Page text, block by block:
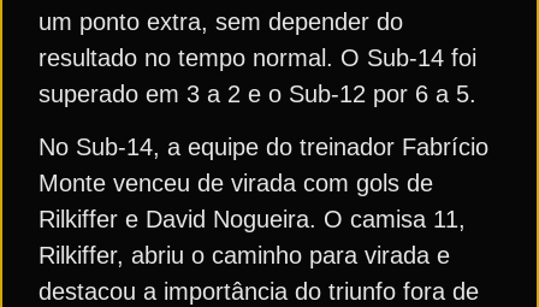
um ponto extra, sem depender do
resultado no tempo normal. O Sub-14 foi
superado em 3 a 2 e o Sub-12 por 6 a 5.
No Sub-14, a equipe do treinador Fabrício
Monte venceu de virada com gols de
Rilkiffer e David Nogueira. O camisa 11,
Rilkiffer, abriu o caminho para virada e
destacou a importância do triunfo fora de